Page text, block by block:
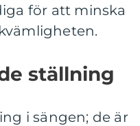
för att minska
ställning
i sängen; de är